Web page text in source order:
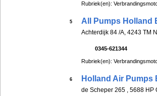
Rubriek(en):
5 All Pumps Holland
Achterdijk 84 /A, 4243 TM
0345-621344
Rubriek(en):
6 Holland Air Pumps
de Scheper 265 , 5688 HP